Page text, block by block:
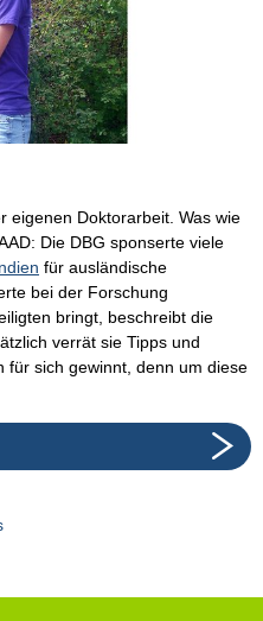
eigenen Doktorarbeit. Was wie
Die DBG sponserte viele
für ausländische
bei der Forschung
bringt, beschreibt die
verrät sie Tipps und
für sich gewinnt, denn um diese